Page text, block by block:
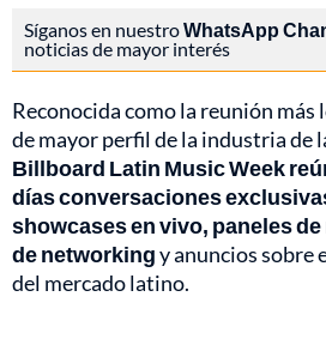
Síganos en nuestroWhatsApp
noticias de mayor interés
Reconocida como la reunión
de mayor perfil de la industria de
Billboard Latin Music Week
días conversaciones
showcases en vivo, paneles
de networkingy anuncios sobre
del mercado latino.